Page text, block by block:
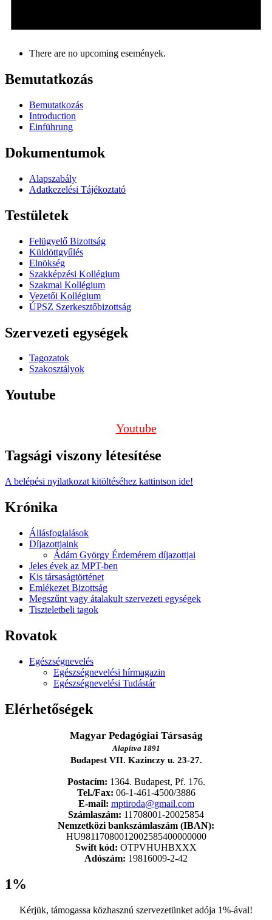
There are no upcoming események.
Bemutatkozás
Bemutatkozás
Introduction
Einführung
Dokumentumok
Alapszabály
Adatkezelési Tájékoztató
Testületek
Felügyelő Bizottság
Küldöttgyűlés
Elnökség
Szakképzési Kollégium
Szakmai Kollégium
Vezetői Kollégium
ÚPSZ Szerkesztőbizottság
Szervezeti egységek
Tagozatok
Szakosztályok
Youtube
Youtube
Tagsági viszony létesítése
A belépési nyilatkozat kitöltéséhez kattintson ide!
Krónika
Állásfoglalások
Díjazottjaink
Ádám György Érdemérem díjazottjai
Jeles évek az MPT-ben
Kis társaságtörténet
Emlékezet Bizottság
Megszűnt vagy átalakult szervezeti egységek
Tiszteletbeli tagok
Rovatok
Egészségnevelés
Egészségnevelési hírmagazin
Egészségnevelési Tudástár
Elérhetőségek
Magyar Pedagógiai Társaság
Alapítva 1891
Budapest VII. Kazinczy u. 23-27.
Postacím: 1364. Budapest, Pf. 176.
Tel./Fax: 06-1-461-4500/3886
E-mail: mptiroda@gmail.com
Számlaszám: 11708001-20025854
Nemzetközi bankszámlaszám (IBAN):
HU98117080012002585400000000
Swift kód: OTPVHUHBXXX
Adószám: 19816009-2-42
1%
Kérjük, támogassa közhasznú szervezetünket adója 1%-ával!